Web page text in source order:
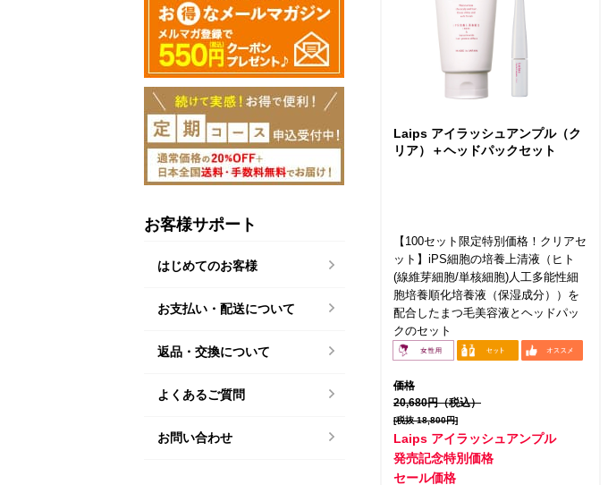
Laips アイラッシュアンプル（ク
リア）＋ヘッドパックセット
【100セット限定特別価格！クリアセ
ット】iPS細胞の培養上清液（ヒト
(線維芽細胞/単核細胞)人工多能性細
胞培養順化培養液（保湿成分））を
配合したまつ毛美容液とヘッドパッ
クのセット
価格
20,680円（税込）
[税抜 18,800円]
Laips アイラッシュアンプル
発売記念特別価格
セール価格
お客様サポート
はじめてのお客様
お支払い・配送について
返品・交換について
よくあるご質問
お問い合わせ